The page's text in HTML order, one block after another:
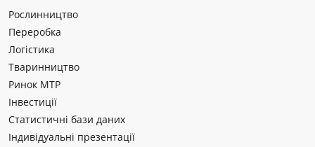
Рослинництво
Переробка
Логістика
Тваринництво
Ринок МТР
Інвестиції
Статистичні бази даних
Індивідуальні презентації